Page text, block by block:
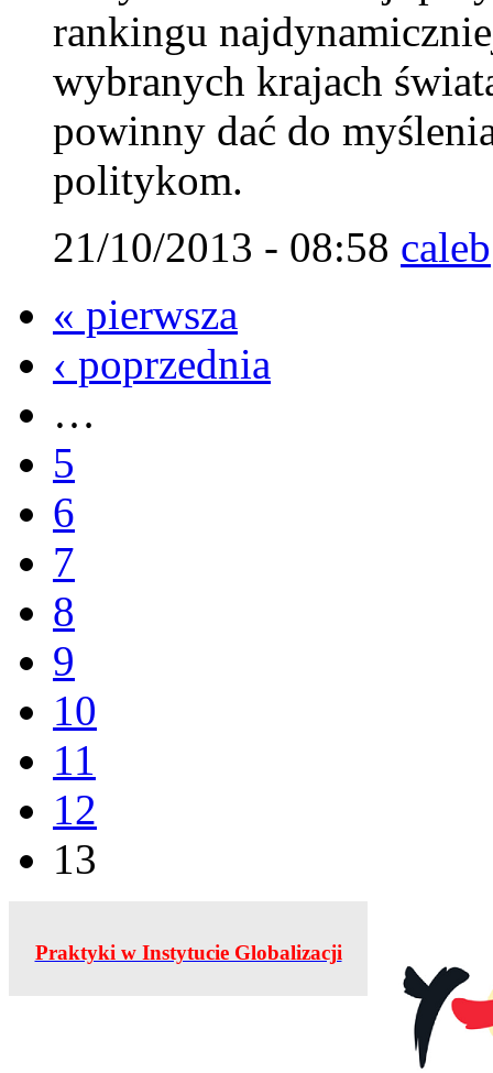
rankingu
wybranych krajach
powinny dać do
politykom.
21/10/2013 - 08:58 caleb
« pierwsza
‹ poprzednia
…
5
6
7
8
9
10
11
12
13
Praktyki w Instytucie Globalizacji